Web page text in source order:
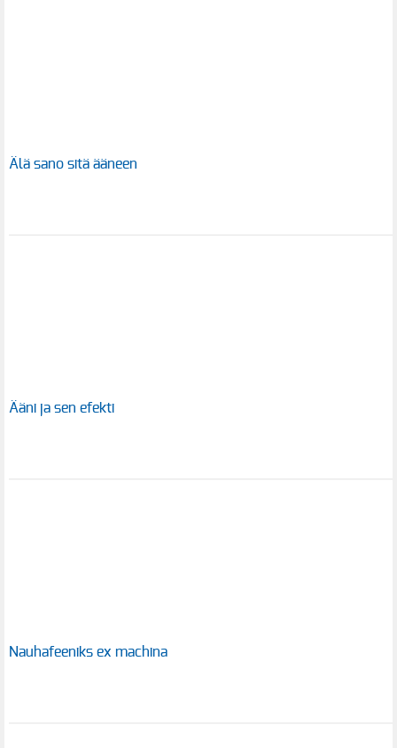
Älä sano sitä ääneen
Ääni ja sen efekti
Nauhafeeniks ex machina